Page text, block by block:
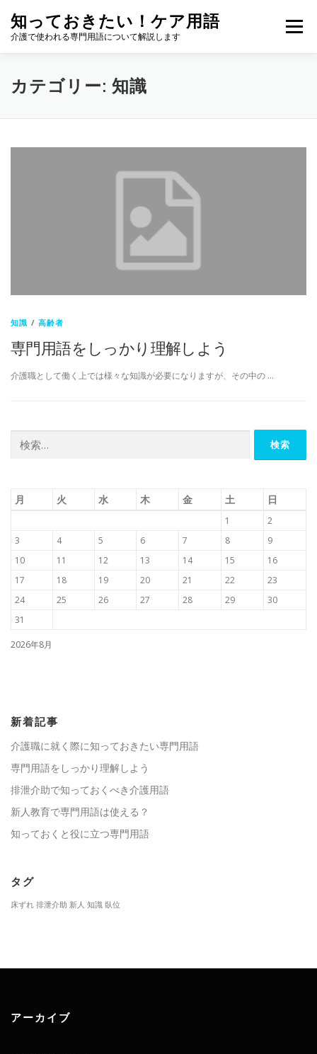
知っておきたい！ケア用語
介護で使われる専門用語について解説します
メニュー
カテゴリー: 知識
知識 /高齢者
専門用語をしっかり理解しよう
介護職として働く上では様々な知識が必要になりますが、その中の …
索:
2026年8月
月 火 水 木 金 土 日
1
2
3
4 5 6 7 8
9
10
11 12 13 14 15
16
17
18 19 20 21 22
23
24
25 26 27 28 29
30
31
新着記事
介護職に就く際に知っておきたい専門用語
専門用語をしっかり理解しよう
排泄介助で知っておくべき介護用語
新人教育で専門用語は使える？
知っておくと役に立つ専門用語
タグ
床ずれ 排泄介助 新人 知識 臥位
アーカイブ